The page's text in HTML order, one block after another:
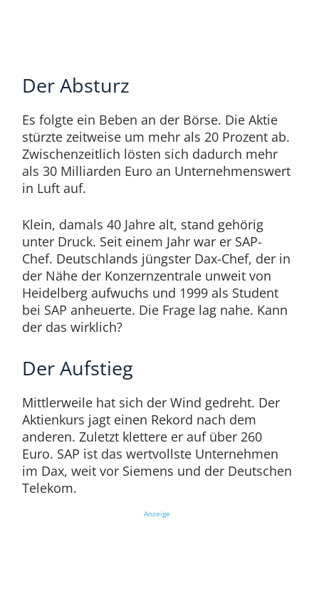
Der Absturz
Es folgte ein Beben an der Börse. Die Aktie
stürzte zeitweise um mehr als 20 Prozent ab.
Zwischenzeitlich lösten sich dadurch mehr
als 30 Milliarden Euro an Unternehmenswert
in Luft auf.
Klein, damals 40 Jahre alt, stand gehörig
unter Druck. Seit einem Jahr war er SAP-
Chef. Deutschlands jüngster Dax-Chef, der in
der Nähe der Konzernzentrale unweit von
Heidelberg aufwuchs und 1999 als Student
bei SAP anheuerte. Die Frage lag nahe. Kann
der das wirklich?
Der Aufstieg
Mittlerweile hat sich der Wind gedreht. Der
Aktienkurs jagt einen Rekord nach dem
anderen. Zuletzt klettere er auf über 260
Euro. SAP ist das wertvollste Unternehmen
im Dax, weit vor Siemens und der Deutschen
Telekom.
Anzeige